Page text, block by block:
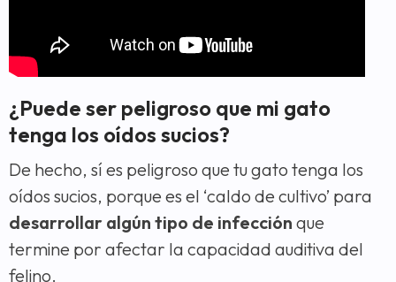
¿Puede ser peligroso que mi gato
tenga los oídos sucios?
De hecho, sí es peligroso que tu gato tenga los
oídos sucios, porque es el ‘caldo de cultivo’ para
desarrollar algún tipo de infección que
termine por afectar la capacidad auditiva del
felino.